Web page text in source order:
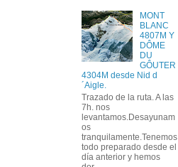
MONT
BLANC
4807M Y
DÔME
DU
GÔUTER
4304M desde Nid d
´Aigle.
Trazado de la ruta. A las
7h. nos
levantamos.Desayunam
os
tranquilamente.Tenemos
todo preparado desde el
día anterior y hemos